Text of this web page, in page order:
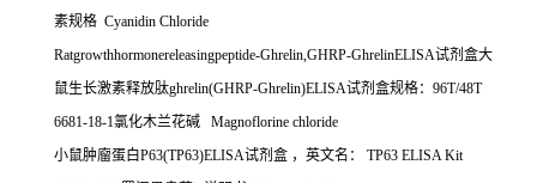
素规格 Cyanidin Chloride
Ratgrowthhormonereleasingpeptide-Ghrelin,GHRP-GhrelinELISA试剂盒大
鼠生长激素释放肽ghrelin(GHRP-Ghrelin)ELISA试剂盒规格： 96T/48T
6681-18-1氯化木兰花碱
Magnoflorine chloride
小鼠肿廇蛋白P63(TP63)ELISA试剂盒 ，英文名：
TP63 ELISA Kit